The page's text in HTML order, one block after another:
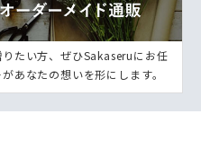
たい方、ぜひSakaseruにお任
あなたの想いを形にします。